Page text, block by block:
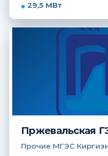
29,5 МВт
Пржевальская
Прочие МГЭС